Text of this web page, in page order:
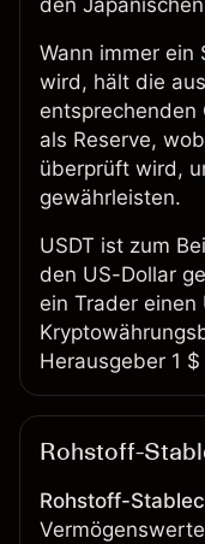
den
Wann immer ein
wird, hält die
entsprechenden
als Reserve,
überprüft wird,
gewährleisten.
USDT ist zum
den US-Dollar
ein Trader einen
Herausgeber 1
Rohstoff-
Rohstoff-